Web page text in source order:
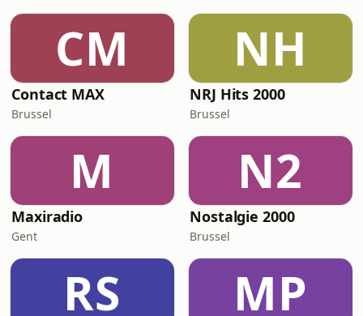
CM
Contact MAX
Brussel
NH
NRJ Hits 2000
Brussel
M
Maxiradio
Gent
N2
Nostalgie 2000
Brussel
RS MP